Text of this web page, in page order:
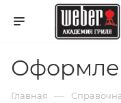
Главная —